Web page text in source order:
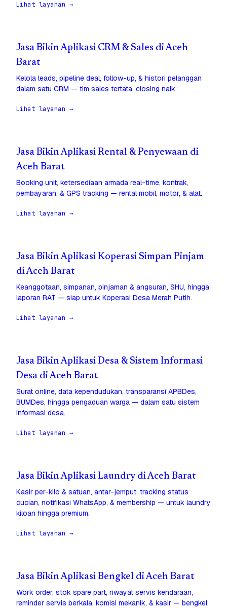
Lihat layanan →
Jasa Bikin Aplikasi CRM & Sales di Aceh
Barat
Kelola leads, pipeline deal, follow-up, & histori pelanggan
dalam satu CRM — tim sales tertata, closing naik.
Lihat layanan →
Jasa Bikin Aplikasi Rental & Penyewaan di
Aceh Barat
Booking unit, ketersediaan armada real-time, kontrak,
pembayaran, & GPS tracking — rental mobil, motor, & alat.
Lihat layanan →
Jasa Bikin Aplikasi Koperasi Simpan Pinjam
di Aceh Barat
Keanggotaan, simpanan, pinjaman & angsuran, SHU, hingga
laporan RAT — siap untuk Koperasi Desa Merah Putih.
Lihat layanan →
Jasa Bikin Aplikasi Desa & Sistem Informasi
Desa di Aceh Barat
Surat online, data kependudukan, transparansi APBDes,
BUMDes, hingga pengaduan warga — dalam satu sistem
informasi desa.
Lihat layanan →
Jasa Bikin Aplikasi Laundry di Aceh Barat
Kasir per-kilo & satuan, antar-jemput, tracking status
cucian, notifikasi WhatsApp, & membership — untuk laundry
kiloan hingga premium.
Lihat layanan →
Jasa Bikin Aplikasi Bengkel di Aceh Barat
Work order, stok spare part, riwayat servis kendaraan,
reminder servis berkala, komisi mekanik, & kasir — bengkel